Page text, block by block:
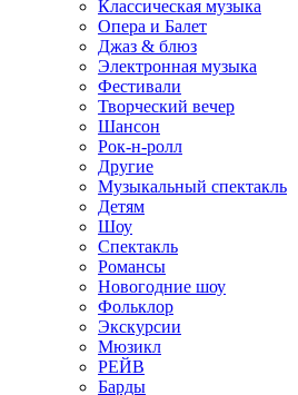
Классическая музыка
Опера и Балет
Джаз & блюз
Электронная музыка
Фестивали
Творческий вечер
Шансон
Рок-н-ролл
Другие
Музыкальный спектакль
Детям
Шоу
Спектакль
Романсы
Новогодние шоу
Фольклор
Экскурсии
Мюзикл
РЕЙВ
Барды